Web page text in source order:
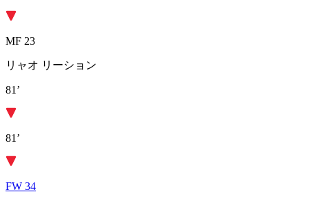
MF 23
リャオ リーション
81’
81’
FW 34